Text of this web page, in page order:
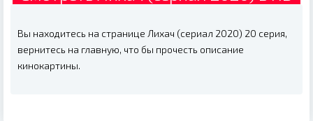
Вы находитесь на странице Лихач (сериал 2020) 20 серия,
вернитесь на главную, что бы прочесть описание
кинокартины.